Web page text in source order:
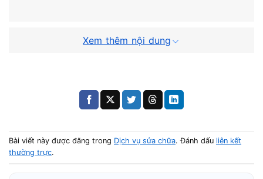
Di chuột không phản hồi
Click không ăn
Xem thêm nội dung
Bài viết này được đăng trong Dịch vụ sửa chữa. Đánh dấu liên kết
thường trực.